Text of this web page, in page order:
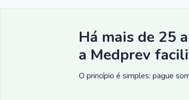
Há mais de 25
a Medprev
O princípio é simples: pague